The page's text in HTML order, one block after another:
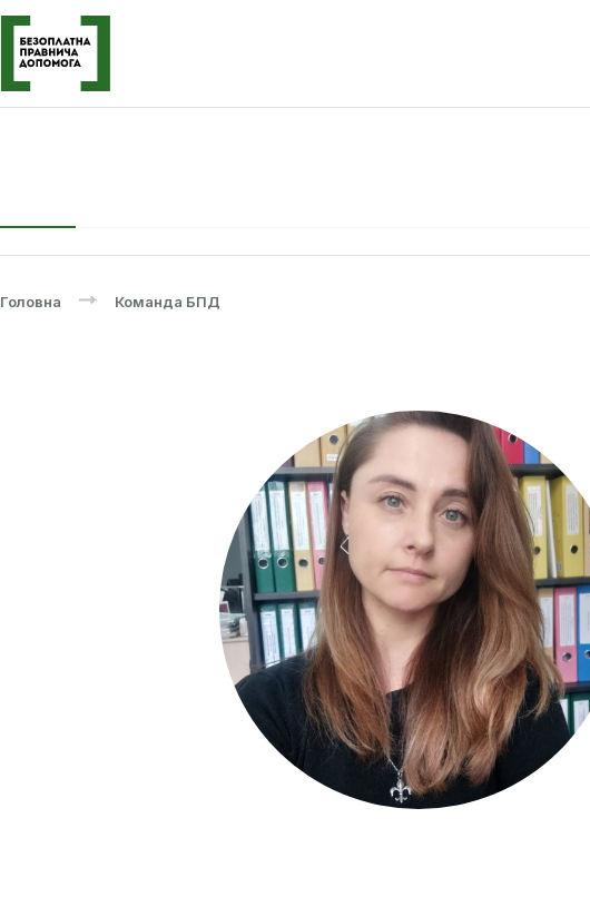
Головна Команда БПД